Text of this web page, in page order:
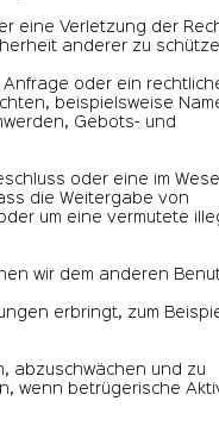
eine Verletzung der
anderer zu
oder ein
beispielsweise
Gebots- und
oder eine im
die Weitergabe von
um eine vermutete
wir dem anderen
erbringt, zum
abzuschwächen und zu
wenn betrügerische